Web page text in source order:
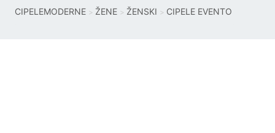
CIPELEMODERNE ŽENE ŽENSKI CIPELE EVENTO